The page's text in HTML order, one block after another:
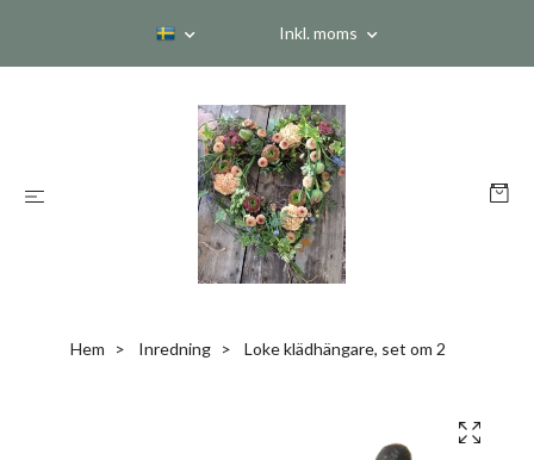
Inkl. moms
Hem Inredning Loke klädhängare, set om 2